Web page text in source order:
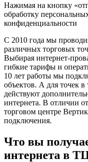
Нажимая на кнопку
обработку
конфиденциальности
С 2010 года мы
различных торговых
Выбирая интернет-
гибкие тарифы и
10 лет работы мы
объектов. А для точек
действуют
интернета. В отличии
торговом центре
подключения.
Что вы
интернета в